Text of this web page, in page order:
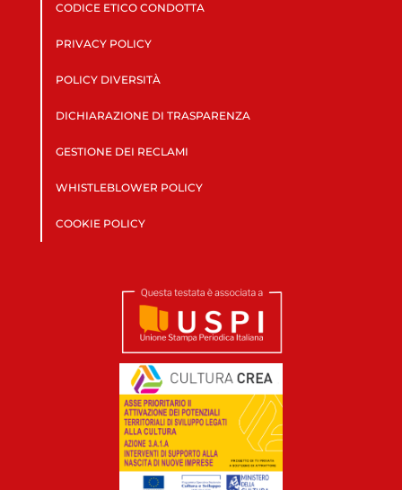
CODICE ETICO CONDOTTA
PRIVACY POLICY
POLICY DIVERSITÀ
DICHIARAZIONE DI TRASPARENZA
GESTIONE DEI RECLAMI
WHISTLEBLOWER POLICY
COOKIE POLICY